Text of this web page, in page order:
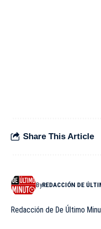
Share This Article
ByREDACCIÓN DE
Redacción de De Último